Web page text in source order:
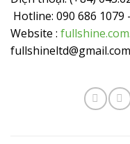
Hotline: 090 686 1079
Website :